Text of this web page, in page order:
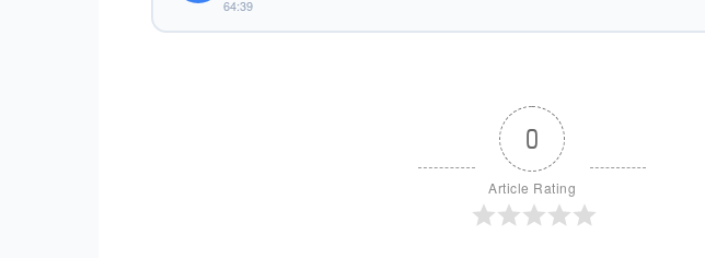
64:39
0
Article Rating